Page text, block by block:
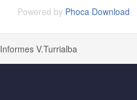
Powered by Phoca Download
Informes V.Turrialba